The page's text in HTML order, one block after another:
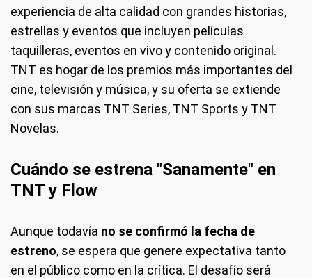
experiencia de alta calidad con grandes historias,
estrellas y eventos que incluyen películas
taquilleras, eventos en vivo y contenido original.
TNT es hogar de los premios más importantes del
cine, televisión y música, y su oferta se extiende
con sus marcas TNT Series, TNT Sports y TNT
Novelas.
Cuándo se estrena "Sanamente" en
TNT y Flow
Aunque todavía no se confirmó la fecha de
estreno, se espera que genere expectativa tanto
en el público como en la crítica. El desafío será